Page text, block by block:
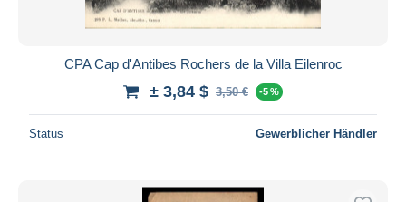
CPA Cap d'Antibes Rochers de la Villa Eilenroc
± 3,84 $ 3,50 € -5 %
Status Gewerblicher Händler